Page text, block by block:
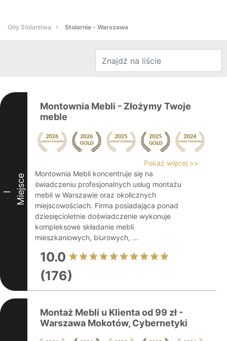
Orły Stolarstwa Stolarnie - Warszawa
I Miejsce
Montownia Mebli - Złożymy Twoje
meble
Pokaż więcej >>
Montownia Mebli koncentruje się na
świadczeniu profesjonalnych usług montażu
mebli w Warszawie oraz okolicznych
miejscowościach. Firma posiadająca ponad
dziesięcioletnie doświadczenie wykonuje
kompleksowe składanie mebli
mieszkaniowych, biurowych, ...
10.0
(176)
Montaż Mebli u Klienta od 99 zł -
Warszawa Mokotów, Cybernetyki